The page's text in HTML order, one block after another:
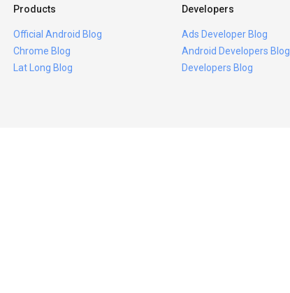
Products
Official Android Blog
Chrome Blog
Lat Long Blog
Developers
Ads Developer Blog
Android Developers Blog
Developers Blog